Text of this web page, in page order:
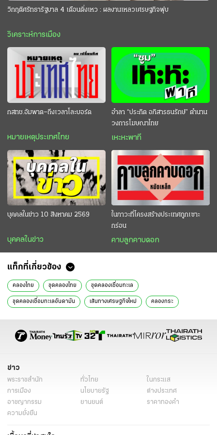
วิกฤติศรัทธารัฐบาล 4 เดือนดิ่งเหว : ผลงานเหลวเศรษฐกิจฟุบ
วิเคราะห์การเมือง
กสทช.อัมพาต–ถึงเวลาโละบอร์ด
หมายเหตุประเทศไทย
อำลา “ประกิต อภิสารธนรักษ์” ตำนาน
วงการโฆษณาไทย
เหะหะพาที
บุคคลในข่าว 10 สิงหาคม 2569
บุคคลในข่าว
ในภาวะที่โครงสร้างประเทศถูกเซาะ
กร่อน
คาบลูกคาบดอก
แท็กที่เกี่ยวข้อง
คลองไทย ขุดคลองไทย ขุดคลองเชื่อมทะเล
ขุดคลองเชื่อมทะเลอันดามัน เส้นทางเศรษฐกิจใหม่ คลองกระ
ข่าว
พระราชสำนัก ทั่วไทย
ในกระแส
การเมือง
นโยบายรัฐ
ต่างประเทศ
อาชญากรรม
ยานยนต์
ราคาทองคำ
ความยั่งยืน